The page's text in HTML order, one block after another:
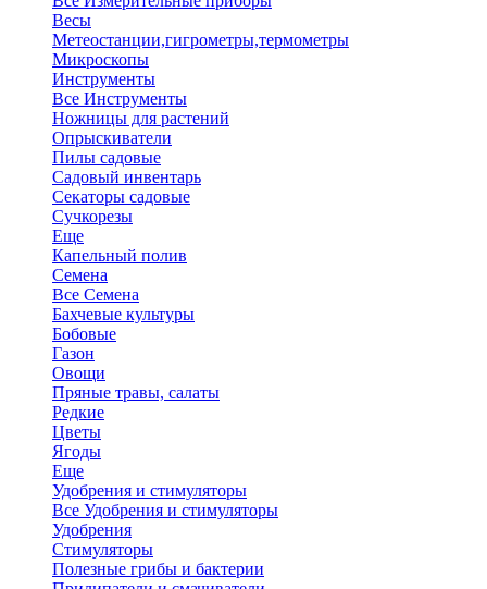
Весы
Метеостанции,гигрометры,термометры
Микроскопы
Инструменты
Все Инструменты
Ножницы для растений
Опрыскиватели
Пилы садовые
Садовый инвентарь
Секаторы садовые
Сучкорезы
Еще
Капельный полив
Семена
Все Семена
Бахчевые культуры
Бобовые
Газон
Овощи
Пряные травы, салаты
Редкие
Цветы
Ягоды
Еще
Удобрения и стимуляторы
Все Удобрения и стимуляторы
Удобрения
Стимуляторы
Полезные грибы и бактерии